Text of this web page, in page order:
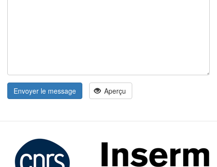
Envoyer le message Aperçu